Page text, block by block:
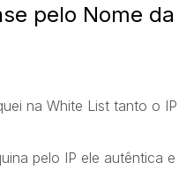
pelo Nome da
na White List tanto o IP
pelo IP ele autêntica e